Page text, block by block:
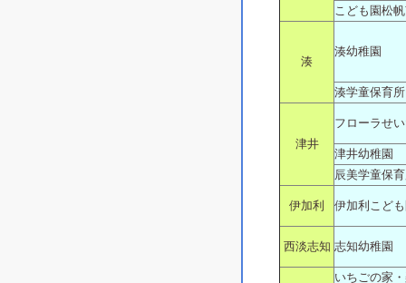
こども園松
湊
湊幼稚園
湊学童保育所
津井
フローラせ
津井幼稚園
辰美学童保
伊加利 伊加利こど
西淡志知 志知幼稚園
いちごの家